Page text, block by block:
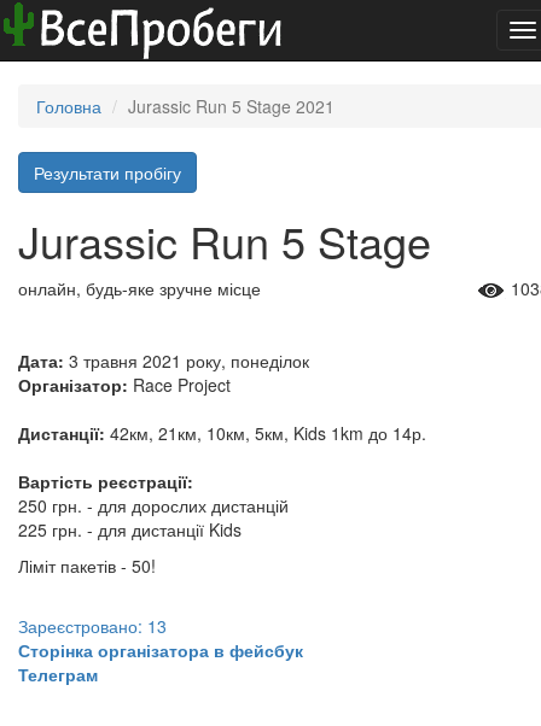
Головна Jurassic Run 5 Stage 2021
Результати пробігу
Jurassic Run 5 Stage
онлайн, будь-яке зручне місце
Дата: 3 травня 2021 року, понеділок
Організатор: Race Project
Дистанції: 42км, 21км, 10км, 5км, Kids 1km до 14р.
Вартість реєстрації:
250 грн. - для дорослих дистанцій
225 грн. - для дистанції Kids
Ліміт пакетів - 50!
Зареєстровано: 13
Сторінка організатора в фейсбук
Телеграм